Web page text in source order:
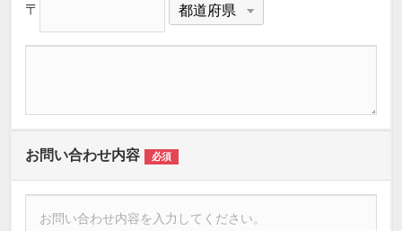
〒
お問い合わせ内容 必須